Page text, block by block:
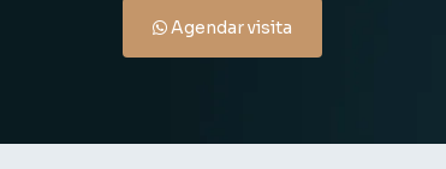
Agendar visita